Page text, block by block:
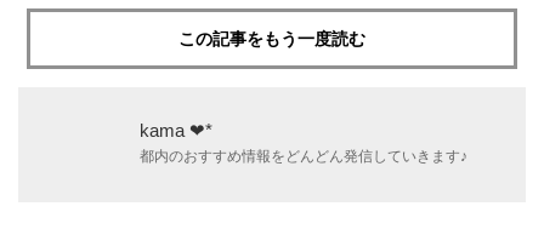
この記事をもう一度読む
kama ❤︎*
都内のおすすめ情報をどんどん発信していきます♪